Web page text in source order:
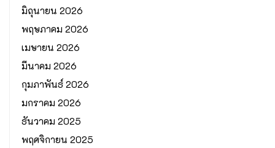
มิถุนายน 2026
พฤษภาคม 2026
เมษายน 2026
มีนาคม 2026
กุมภาพันธ์ 2026
มกราคม 2026
ธันวาคม 2025
พฤศจิกายน 2025